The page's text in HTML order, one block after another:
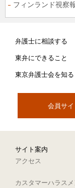
フィンランド視察
弁護士に相談する
東弁にできること
東京弁護士会を知る
会員サイ
サイト案内
アクセス
カスタマーハラス